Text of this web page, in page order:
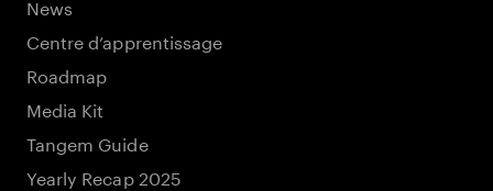
News
Centre d’apprentissage
Roadmap
Media Kit
Tangem Guide
Yearly Recap 2025